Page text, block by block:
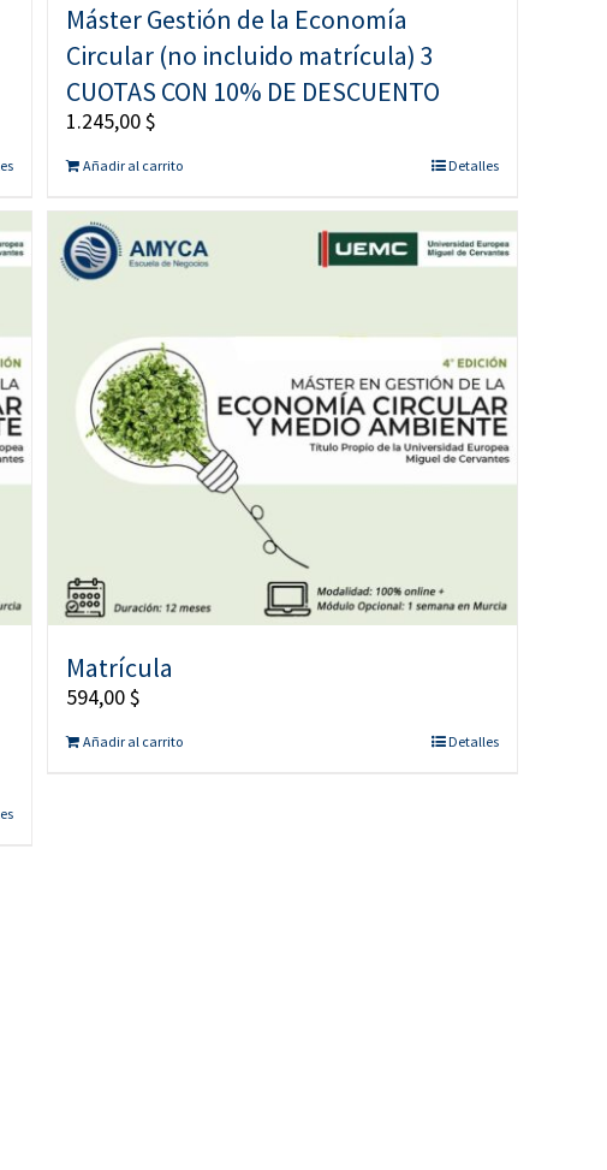
Máster Gestión de la Economía
Circular (no incluido matrícula) 3
CUOTAS CON 10% DE DESCUENTO
1.245,00$
Añadir al carrito Detalles
Matrícula
594,00$
Añadir al carrito Detalles